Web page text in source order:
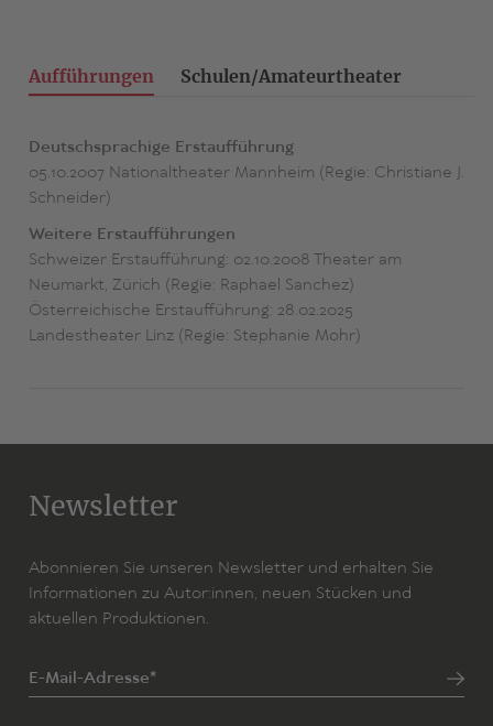
Aufführungen Schulen/Amateurtheater
Deutschsprachige Erstaufführung
05.10.2007 Nationaltheater Mannheim (Regie: Christiane J.
Schneider)
Weitere Erstaufführungen
Schweizer Erstaufführung: 02.10.2008 Theater am
Neumarkt, Zürich (Regie: Raphael Sanchez)
Österreichische Erstaufführung: 28.02.2025
Landestheater Linz (Regie: Stephanie Mohr)
Newsletter
Abonnieren Sie unseren Newsletter und erhalten Sie
Informationen zu Autor:innen, neuen Stücken und
aktuellen Produktionen.
E-Mail-Adresse*